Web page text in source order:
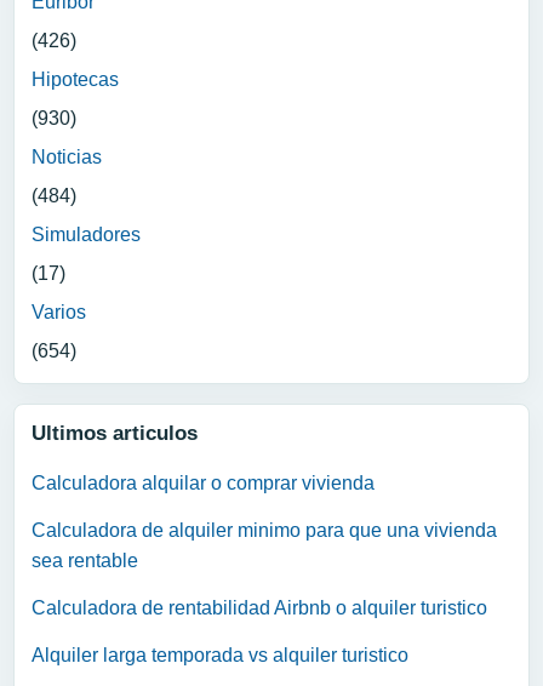
(426)
Hipotecas
(930)
Noticias
(484)
Simuladores
(17)
Varios
(654)
Ultimos articulos
Calculadora alquilar o comprar vivienda
Calculadora de alquiler minimo para que una vivienda
sea rentable
Calculadora de rentabilidad Airbnb o alquiler turistico
Alquiler larga temporada vs alquiler turistico